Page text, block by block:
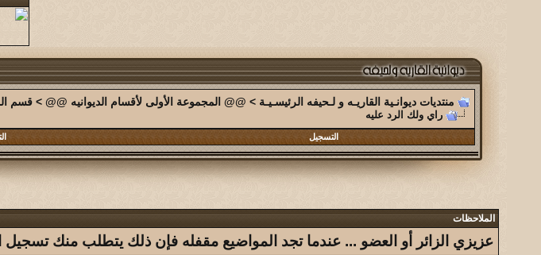
منتديات ديوانـية القاريـه و لـحيفه الرئيسـيـة > @@ المجموعة الأولى لأقسام الديوانيه @@ >قسم
راي ولك الرد عليه
التسجيل
الملاحظات
عزيزي الزائر أو العضو ... عندما تجد المواضيع مقفله فإن ذلك يتطلب منك